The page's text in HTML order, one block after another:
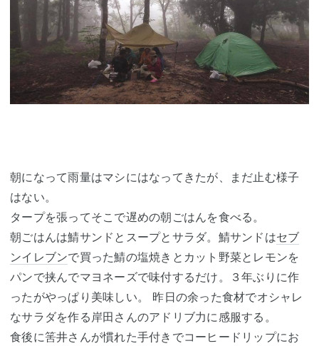
朝になって雨量はマシにはなってきたが、まだ止む様子
はない。
タープを張ってそこで遅めの朝ごはんを食べる。
朝ごはんは鯖サンドとスープとサラダ。鯖サンドはセブ
ンイレブンで買った鯖の塩焼きとカット野菜とレモンを
パンで挟んでマヨネーズで味付するだけ。３年ぶりに作
ったがやっぱり美味しい。 昨日の余った食材でオシャレ
なサラダを作る岸田さんのアドリブ力に感服する。
食後に筈井さんが慣れた手付きでコーヒードリップにお